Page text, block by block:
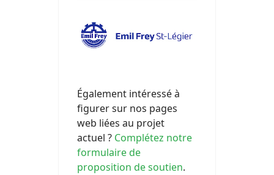
Également intéressé à
figurer sur nos pages
web liées au projet
actuel ? Complétez notre
formulaire de
proposition de soutien.